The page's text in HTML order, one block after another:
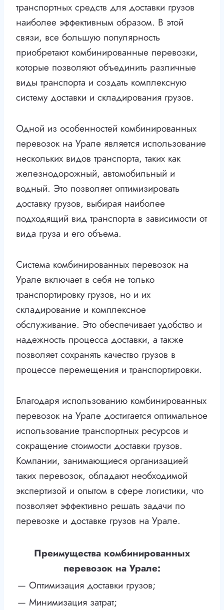
транспортных средств для доставки грузов
наиболее эффективным образом. В этой
связи, все большую популярность
приобретают комбинированные перевозки,
которые позволяют объединить различные
виды транспорта и создать комплексную
систему доставки и складирования грузов.
Одной из особенностей комбинированных
перевозок на Урале является использование
нескольких видов транспорта, таких как
железнодорожный, автомобильный и
водный. Это позволяет оптимизировать
доставку грузов, выбирая наиболее
подходящий вид транспорта в зависимости от
вида груза и его объема.
Система комбинированных перевозок на
Урале включает в себя не только
транспортировку грузов, но и их
складирование и комплексное
обслуживание. Это обеспечивает удобство и
надежность процесса доставки, а также
позволяет сохранять качество грузов в
процессе перемещения и транспортировки.
Благодаря использованию комбинированных
перевозок на Урале достигается оптимальное
использование транспортных ресурсов и
сокращение стоимости доставки грузов.
Компании, занимающиеся организацией
таких перевозок, обладают необходимой
экспертизой и опытом в сфере логистики, что
позволяет эффективно решать задачи по
перевозке и доставке грузов на Урале.
Преимущества комбинированных
перевозок на Урале:
— Оптимизация доставки грузов;
— Минимизация затрат;